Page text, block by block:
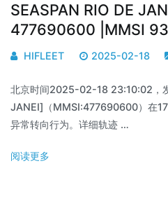
SEASPAN RIO DE
477690600 |MMSI
HIFLEET 2025-02-18
北京时间2025-02-18 23:10:02，
JANEI]（MMSI:477690600）在
异常转向行为。详细轨迹 …
阅读更多